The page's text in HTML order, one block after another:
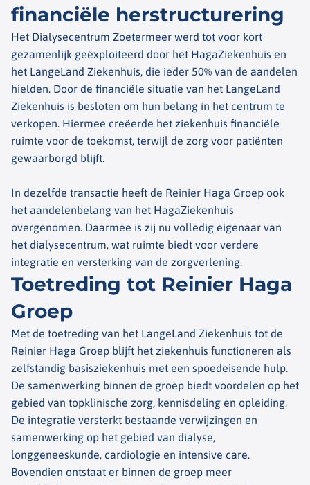
financiële herstructurering
Het Dialysecentrum Zoetermeer werd tot voor kort
gezamenlijk geëxploiteerd door het HagaZiekenhuis en
het LangeLand Ziekenhuis, die ieder 50% van de aandelen
hielden. Door de financiële situatie van het LangeLand
Ziekenhuis is besloten om hun belang in het centrum te
verkopen. Hiermee creëerde het ziekenhuis financiële
ruimte voor de toekomst, terwijl de zorg voor patiënten
gewaarborgd blijft.
In dezelfde transactie heeft de Reinier Haga Groep ook
het aandelenbelang van het HagaZiekenhuis
overgenomen. Daarmee is zij nu volledig eigenaar van
het dialysecentrum, wat ruimte biedt voor verdere
integratie en versterking van de zorgverlening.
Toetreding tot Reinier Haga
Groep
Met de toetreding van het LangeLand Ziekenhuis tot de
Reinier Haga Groep blijft het ziekenhuis functioneren als
zelfstandig basisziekenhuis met een spoedeisende hulp.
De samenwerking binnen de groep biedt voordelen op het
gebied van topklinische zorg, kennisdeling en opleiding.
De integratie versterkt bestaande verwijzingen en
samenwerking op het gebied van dialyse,
longgeneeskunde, cardiologie en intensive care.
Bovendien ontstaat er binnen de groep meer